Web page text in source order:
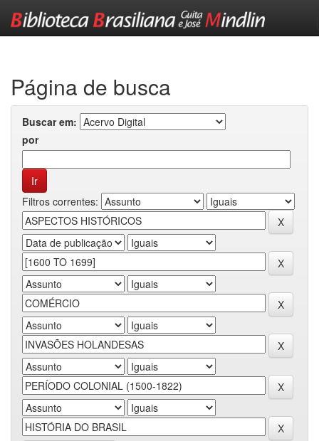
Página de busca
Buscar em:
por
Filtros correntes: